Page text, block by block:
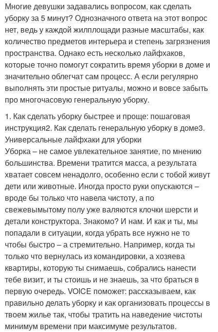
Многие девушки задавались вопросом, как сделать
уборку за 5 минут? Однозначного ответа на этот вопрос
нет, ведь у каждой жилплощади разные масштабы, как
количество предметов интерьера и степень загрязнения
пространства. Однако есть несколько лайфхаков,
которые точно помогут сократить время уборки в доме и
значительно облегчат сам процесс. А если регулярно
выполнять эти простые ритуалы, можно и вовсе забыть
про многочасовую генеральную уборку.
1. Как сделать уборку быстрее и проще: пошаговая
инструкция2. Как сделать генеральную уборку в доме3.
Универсальные лайфхаки для уборки
Уборка – не самое увлекательное занятие, по мнению
большинства. Времени тратится масса, а результата
хватает совсем ненадолго, особенно если с тобой живут
дети или животные. Иногда просто руки опускаются –
вроде бы только что навела чистоту, а по
свежевымытому полу уже валяются клочки шерсти и
детали конструктора. Знакомо? И нам. И как и ты, мы
попадали в ситуации, когда убрать все нужно не то
чтобы быстро – а стремительно. Например, когда ты
только что вернулась из командировки, а хозяева
квартиры, которую ты снимаешь, собрались нанести
тебе визит, и ты стоишь и не знаешь, за что браться в
первую очередь. VOICE поможет: рассказываем, как
правильно делать уборку и как организовать процессы в
твоем жилье так, чтобы тратить на наведение чистоты
минимум времени при максимуме результатов.